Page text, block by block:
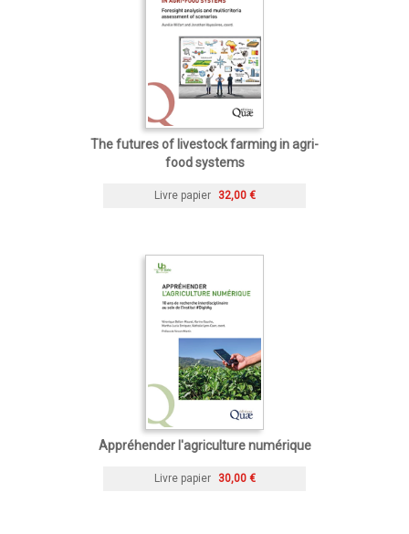
The futures of livestock farming in agri-
food systems
Livre papier 32,00 €
Appréhender l'agriculture numérique
Livre papier 30,00 €